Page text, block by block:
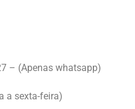
– (Apenas whatsapp)
a sexta-feira)